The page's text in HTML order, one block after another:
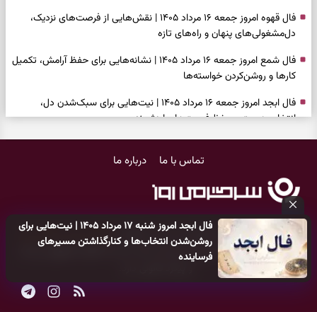
فال ابجد امروز شنبه ۱۷ مرداد ۱۴۰۵ | نیت‌هایی برای
روشن‌شدن انتخاب‌ها و کنارگذاشتن مسیرهای
فرساینده
فال قهوه امروز جمعه ۱۶ مرداد ۱۴۰۵ | نقش‌هایی از فرصت‌های نزدیک،
دل‌مشغولی‌های پنهان و راه‌های تازه
فال شمع امروز جمعه ۱۶ مرداد ۱۴۰۵ | نشانه‌هایی برای حفظ آرامش، تکمیل
کارها و روشن‌کردن خواسته‌ها
فال ابجد امروز جمعه ۱۶ مرداد ۱۴۰۵ | نیت‌هایی برای سبک‌شدن دل،
انتخاب درست و حفظ فرصت‌های ارزشمند
شنیدن ندای درون و حرکت در زمان مناسب
دیدن ارزش مسیرهای آرام
وقتی همه راه‌ها بسته شد، این دعای گشایش را بخوانید؛ ذکر معتبر برای
آسان شدن فوری کارهای سخت
تماس با ما درباره ما
کلیه حقوق مادی و معنوی این سایت متعلق بهپایگاه خبری سرگرمی روز
می‌باشد و هر گونه کپی‌برداری توسط دیگر سایت‌ها
اکیدا ممنوع می‌باشد